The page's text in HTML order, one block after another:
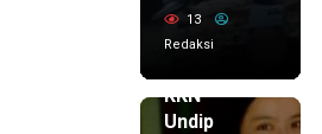
13
Redaksi
KKN
Undip